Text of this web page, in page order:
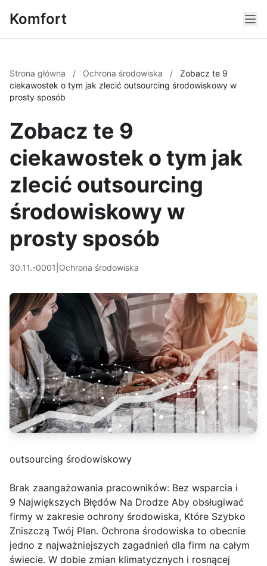
Komfort
Strona główna / Ochrona środowiska /
Zobacz te 9
ciekawostek o tym jak zlecić outsourcing środowiskowy w
prosty sposób
Zobacz te 9
ciekawostek o tym jak
zlecić outsourcing
środowiskowy w
prosty sposób
30.11.-0001 Ochrona środowiska
outsourcing środowiskowy
Brak zaangażowania pracowników: Bez wsparcia i
9 Największych Błędów Na Drodze Aby obsługiwać
firmy w zakresie ochrony środowiska, Które Szybko
Zniszczą Twój Plan. Ochrona środowiska to obecnie
jedno z najważniejszych zagadnień dla firm na całym
świecie. W dobie zmian klimatycznych i rosnącej